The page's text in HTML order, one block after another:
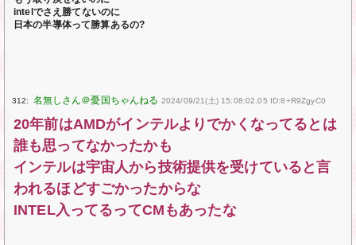
intelでさえ勝てないのに
日本の半導体って勝算あるの?
312: 2024/09/21(土) 15:08:02.05 ID:8+R9ZgyC0
20年前はAMDがインテルよりでかくなってるとは
誰も思ってなかったかも
インテルは宇宙人から技術提供を受けていると言
われるほどすごかったからな
INTEL入ってるってCMもあったな